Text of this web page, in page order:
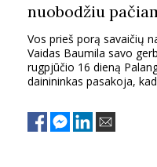
nuobodžiu
Vos prieš porą savaičių
Vaidas Baumila savo
rugpjūčio 16 dieną
dainininkas pasakoja,
su akustine programa,
palieka išskirtinį įspūdį,